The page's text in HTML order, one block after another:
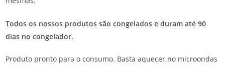
Todos os nossos produtos são congelados e duram até 90
dias no congelador.
Produto pronto para o consumo. Basta aquecer no microondas